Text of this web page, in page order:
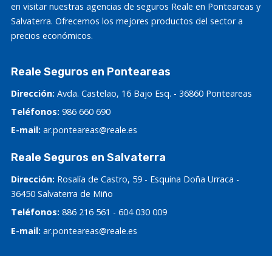
en visitar nuestras agencias de seguros Reale en Ponteareas y
Salvaterra. Ofrecemos los mejores productos del sector a
precios económicos.
Reale Seguros en Ponteareas
Dirección: Avda. Castelao, 16 Bajo Esq. - 36860 Ponteareas
Teléfonos: 986 660 690
E-mail: ar.ponteareas@reale.es
Reale Seguros en Salvaterra
Dirección: Rosalía de Castro, 59 - Esquina Doña Urraca -
36450 Salvaterra de Miño
Teléfonos: 886 216 561 - 604 030 009
E-mail: ar.ponteareas@reale.es